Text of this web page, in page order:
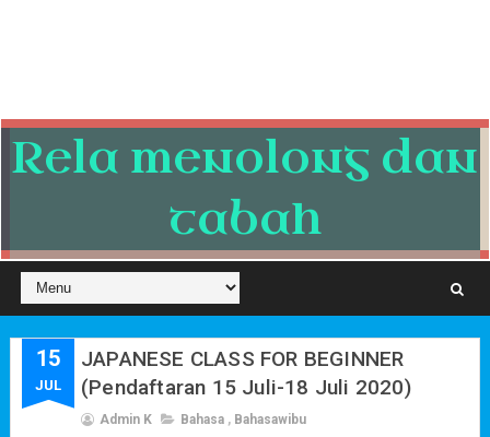
Rela menolong dan
tabah
15
JUL
JAPANESE CLASS FOR BEGINNER
(Pendaftaran 15 Juli-18 Juli 2020)
Admin K Bahasa , Bahasawibu